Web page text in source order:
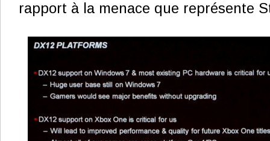
rapport à la menace que représente